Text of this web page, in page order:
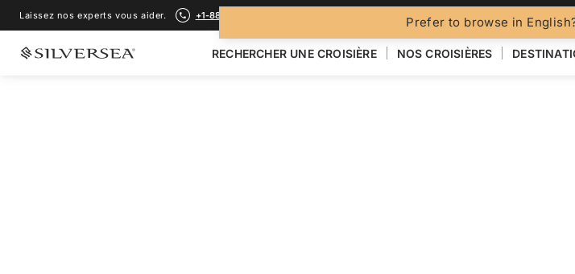
Prefer to browse in
Laissez nos experts vous aider. +1-888-978-4070
RECHERCHER UNE CROISIÈRE NOS CROISIÈRES